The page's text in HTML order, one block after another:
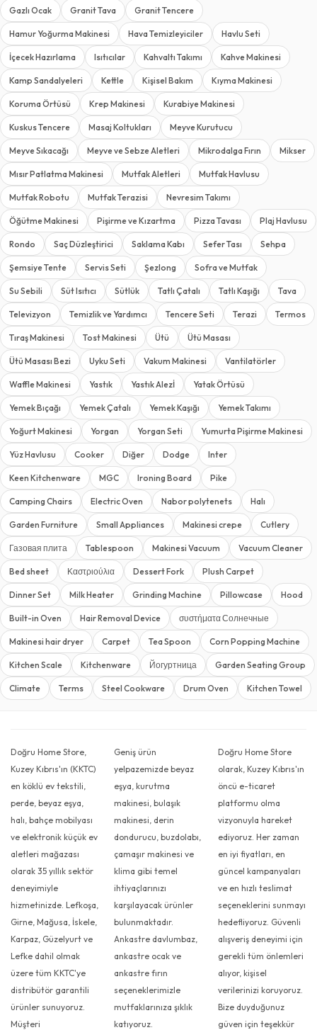
Gazlı Ocak Granit Tava Granit Tencere
Hamur Yoğurma Makinesi Hava Temizleyiciler Havlu Seti
İçecek Hazırlama Isıtıcılar Kahvaltı Takımı Kahve Makinesi
Kamp Sandalyeleri Kettle Kişisel Bakım Kıyma Makinesi
Koruma Örtüsü Krep Makinesi Kurabiye Makinesi
Kuskus Tencere Masaj Koltukları Meyve Kurutucu
Meyve Sıkacağı Meyve ve Sebze Aletleri Mikrodalga Fırın Mikser
Mısır Patlatma Makinesi Mutfak Aletleri Mutfak Havlusu
Mutfak Robotu Mutfak Terazisi Nevresim Takımı
Öğütme Makinesi Pişirme ve Kızartma Pizza Tavası Plaj Havlusu
Rondo Saç Düzleştirici Saklama Kabı Sefer Tası Sehpa
Şemsiye Tente Servis Seti Şezlong Sofra ve Mutfak
Su Sebili Süt Isıtıcı Sütlük Tatlı Çatalı Tatlı Kaşığı Tava
Televizyon Temizlik ve Yardımcı Tencere Seti Terazi Termos
Tıraş Makinesi Tost Makinesi Ütü Ütü Masası
Ütü Masası Bezi Uyku Seti Vakum Makinesi Vantilatörler
Waffle Makinesi Yastık Yastık Alezİ Yatak Örtüsü
Yemek Bıçağı Yemek Çatalı Yemek Kaşığı Yemek Takımı
Yoğurt Makinesi Yorgan Yorgan Seti Yumurta Pişirme Makinesi
Yüz Havlusu Cooker Diğer Dodge Inter
Keen Kitchenware MGC Ironing Board Pike
Camping Chairs Electric Oven Nabor polytenets Halı
Garden Furniture Small Appliances Makinesi crepe Cutlery
Газовая плита Tablespoon Makinesi Vacuum Vacuum Cleaner
Bed sheet Καστριούλια Dessert Fork Plush Carpet
Dinner Set Milk Heater Grinding Machine Pillowcase Hood
Built-in Oven Hair Removal Device συστήματα Солнечные
Makinesi hair dryer Carpet Tea Spoon Corn Popping Machine
Kitchen Scale Kitchenware Йогуртница Garden Seating Group
Climate Terms Steel Cookware Drum Oven Kitchen Towel
Doğru Home Store,
Kuzey Kıbrıs'ın (KKTC)
en köklü ev tekstili,
perde, beyaz eşya,
halı, bahçe mobilyası
ve elektronik küçük ev
aletleri mağazası
olarak 35 yıllık sektör
deneyimiyle
hizmetinizde. Lefkoşa,
Girne, Mağusa, İskele,
Karpaz, Güzelyurt ve
Lefke dahil olmak
üzere tüm KKTC'ye
distribütör garantili
ürünler sunuyoruz.
Müşteri
Geniş ürün
yelpazemizde beyaz
eşya, kurutma
makinesi, bulaşık
makinesi, derin
dondurucu, buzdolabı,
çamaşır makinesi ve
klima gibi temel
ihtiyaçlarınızı
karşılayacak ürünler
bulunmaktadır.
Ankastre davlumbaz,
ankastre ocak ve
ankastre fırın
seçeneklerimizle
mutfaklarınıza şıklık
katıyoruz.
Doğru Home Store
olarak, Kuzey Kıbrıs'ın
öncü e-ticaret
platformu olma
vizyonuyla hareket
ediyoruz. Her zaman
en iyi fiyatları, en
güncel kampanyaları
ve en hızlı teslimat
seçeneklerini sunmayı
hedefliyoruz. Güvenli
alışveriş deneyimi için
gerekli tüm önlemleri
alıyor, kişisel
verilerinizi koruyoruz.
Bize duyduğunuz
güven için teşekkür